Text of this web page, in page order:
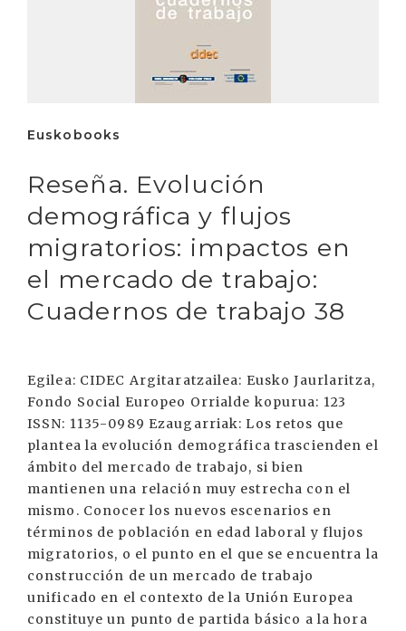
Euskobooks
Reseña. Evolución
demográfica y flujos
migratorios: impactos en
el mercado de trabajo:
Cuadernos de trabajo 38
Egilea: CIDEC Argitaratzailea: Eusko Jaurlaritza,
Fondo Social Europeo Orrialde kopurua: 123
ISSN: 1135-0989 Ezaugarriak: Los retos que
plantea la evolución demográfica trascienden el
ámbito del mercado de trabajo, si bien
mantienen una relación muy estrecha con el
mismo. Conocer los nuevos escenarios en
términos de población en edad laboral y flujos
migratorios, o el punto en el que se encuentra la
construcción de un mercado de trabajo
unificado en el contexto de la Unión Europea
constituye un punto de partida básico a la hora